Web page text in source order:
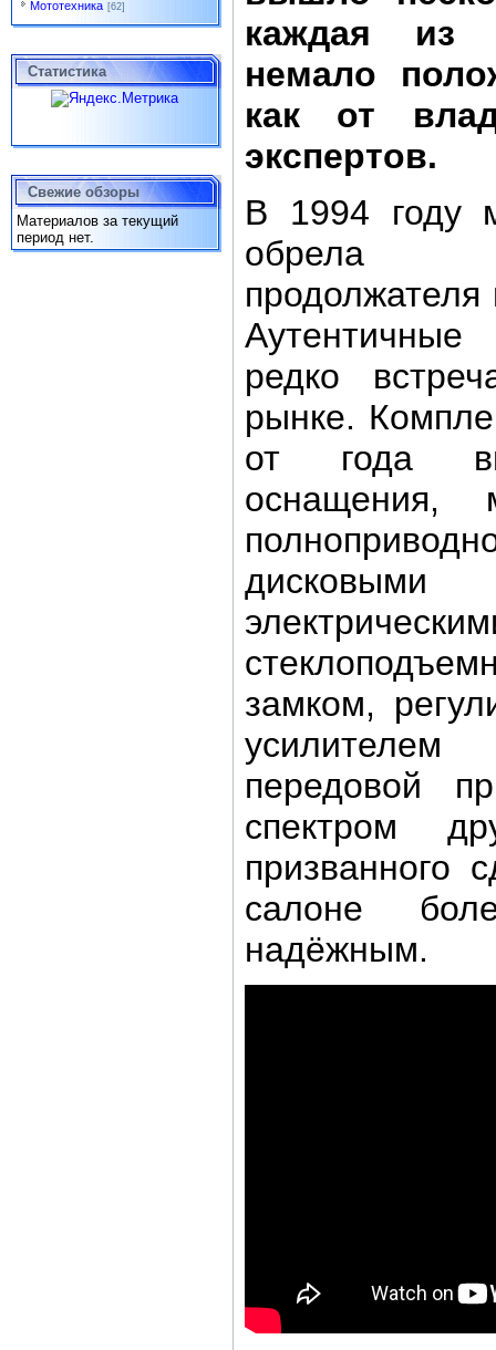
Мототехника [62]
Статистика
Свежие обзоры
Материалов за текущий
период нет.
каждая из
немало
как от
экспертов.
В 1994 году
обрела
редко
рынке.
от года
оснащения,
замком,
передовой
спектром
призванного
салоне
надёжным.